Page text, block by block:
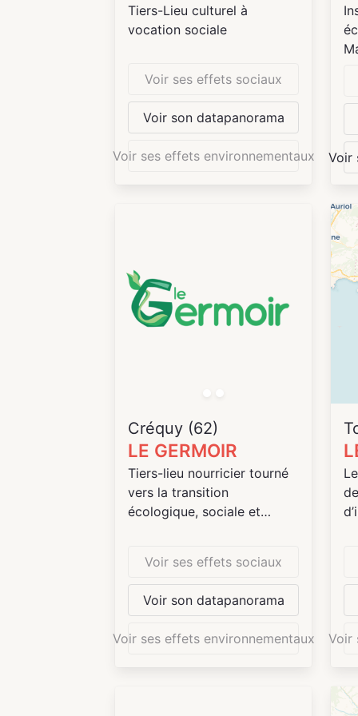
Tiers-Lieu culturel à
vocation sociale
Voir ses effets sociaux
Voir son datapanorama
Voir ses effets environnementaux
et
Voir
Créquy (62)
LE GERMOIR
Tiers-lieu nourricier tourné
vers la transition
écologique, sociale et
Voir ses effets sociaux
Voir son datapanorama
Voir ses effets environnementaux Voir